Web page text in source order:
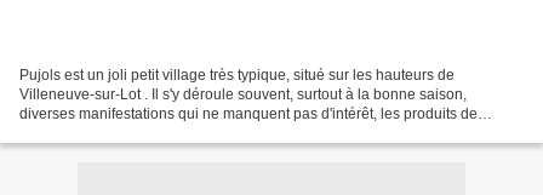
Pujols est un joli petit village très typique, situé sur les hauteurs de
Villeneuve-sur-Lot . Il s'y déroule souvent, surtout à la bonne saison,
diverses manifestations qui ne manquent pas d'intérêt, les produits de